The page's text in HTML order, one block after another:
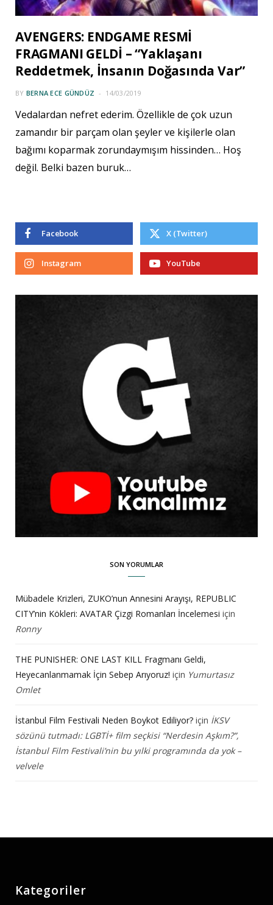
AVENGERS: ENDGAME RESMİ
FRAGMANI GELDİ – “Yaklaşanı
Reddetmek, İnsanın Doğasında Var”
BY BERNA ECE GÜNDÜZ 14/03/2019
Vedalardan nefret ederim. Özellikle de çok uzun
zamandır bir parçam olan şeyler ve kişilerle olan
bağımı koparmak zorundaymışım hissinden… Hoş
değil. Belki bazen buruk…
Facebook X (Twitter)
Instagram YouTube
SON YORUMLAR
Mübadele Krizleri, ZUKO’nun Annesini Arayışı, REPUBLIC
CITY’nin Kökleri: AVATAR Çizgi Romanları İncelemesi için
Ronny
THE PUNISHER: ONE LAST KILL Fragmanı Geldi,
Heyecanlanmamak İçin Sebep Arıyoruz! için Yumurtasız
Omlet
İstanbul Film Festivali Neden Boykot Ediliyor? için İKSV
sözünü tutmadı: LGBTİ+ film seçkisi “Nerdesin Aşkım?”,
İstanbul Film Festivali’nin bu yılki programında da yok –
velvele
Kategoriler